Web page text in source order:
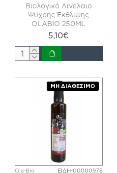
Βιολογικό Λινέλαιο
Ψυχρής Έκθλιψης
OLABIO 250ML
5,10€
ΜΗ ΔΙΑΘΈΣΙΜΟ
Ola-Bio ΕΙΔΗ-00000978